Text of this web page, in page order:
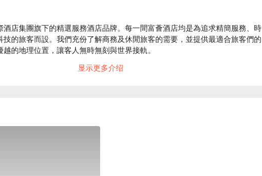
酒店集團旗下的精選服務酒店品牌。每一間富薈酒店均是為追求精簡服務、時
技的旅客而設。我們充份了解商務及休閒旅客的需要，並提供最適合旅客們的
的地理位置，讓客人無時無刻與世界接軌。
至大型購物中心，甚至鄰近港鐵站，均在10分鐘內的步程。酒店是一間精選服
显示更多介绍